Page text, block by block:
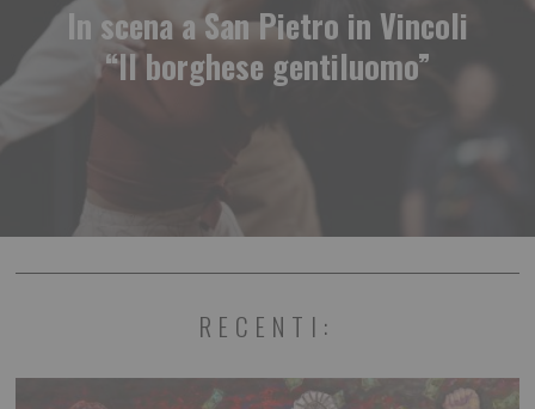
In scena a San Pietro in Vincoli
“Il borghese gentiluomo”
RECENTI: